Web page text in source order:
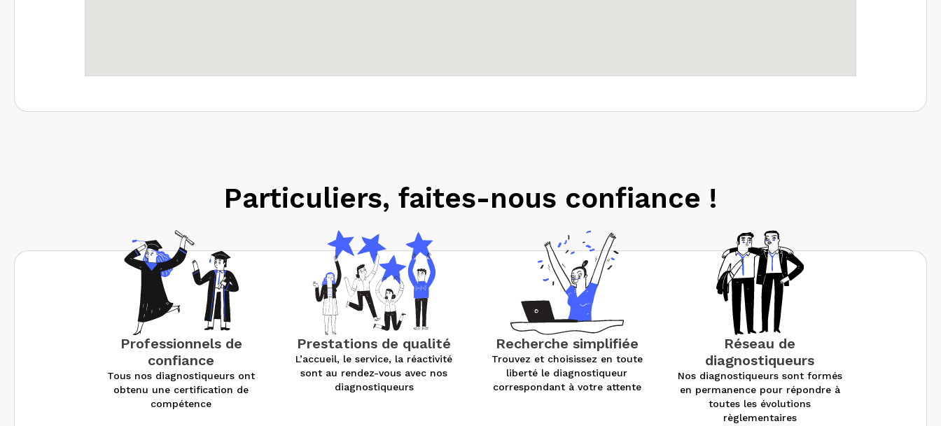
Particuliers, faites-nous confiance !
Professionnels de
confiance
Tous nos diagnostiqueurs ont
obtenu une certification de
compétence
Prestations de qualité
L’accueil, le service, la réactivité
sont au rendez-vous avec nos
diagnostiqueurs
Recherche simplifiée
Trouvez et choisissez en toute
liberté le diagnostiqueur
correspondant à votre attente
Réseau de
diagnostiqueurs
Nos diagnostiqueurs sont formés
en permanence pour répondre à
toutes les évolutions
règlementaires